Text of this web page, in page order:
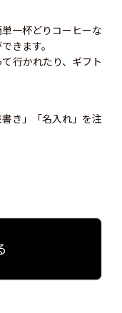
一杯どりコーヒーな
きます。
行かれたり、ギフト
き」「名入れ」を注